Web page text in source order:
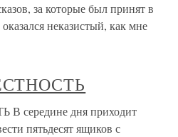
за которые был принят в
неказистый, как мне
середине дня приходит
пятьдесят ящиков с